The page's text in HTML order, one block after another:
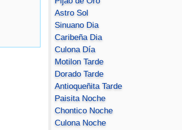
Astro Sol
Sinuano Dia
Caribeña Dia
Culona Día
Motilon Tarde
Dorado Tarde
Antioqueñita Tarde
Paisita Noche
Chontico Noche
Culona Noche